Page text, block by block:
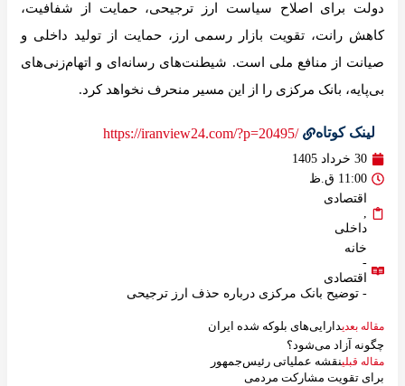
دولت برای اصلاح سیاست ارز ترجیحی، حمایت از شفافیت،
کاهش رانت، تقویت بازار رسمی ارز، حمایت از تولید داخلی و
صیانت از منافع ملی است. شیطنت‌های رسانه‌ای و اتهام‌زنی‌های
بی‌پایه، بانک مرکزی را از این مسیر منحرف نخواهد کرد.
لینک کوتاه /https://iranview24.com/?p=20495
30 خرداد 1405
11:00 ق.ظ
اقتصادی
,
داخلی
خانه
-
اقتصادی
- توضیح بانک مرکزی درباره حذف ارز ترجیحی
مقاله بعدیدارایی‌های بلوکه شده ایران
چگونه آزاد می‌شود؟
مقاله قبلینقشه عملیاتی رئیس‌جمهور
برای تقویت مشارکت مردمی